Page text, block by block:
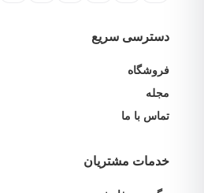
دسترسی سریع
فروشگاه
مجله
تماس با ما
خدمات مشتریان